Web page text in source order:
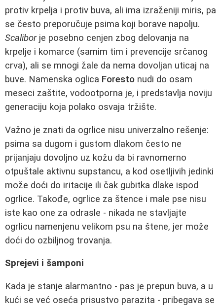
protiv krpelja i protiv buva, ali ima izraženiji miris, pa
se često preporučuje psima koji borave napolju.
Scaliborje posebno cenjen zbog delovanja na
krpelje i komarce (samim tim i prevencije srčanog
crva), ali se mnogi žale da nema dovoljan uticaj na
buve. Namenska oglica Foresto nudi do osam
meseci zaštite, vodootporna je, i predstavlja noviju
generaciju koja polako osvaja tržište.
Važno je znati da ogrlice nisu univerzalno rešenje:
psima sa dugom i gustom dlakom često ne
prijanjaju dovoljno uz kožu da bi ravnomerno
otpuštale aktivnu supstancu, a kod osetljivih jedinki
može doći do iritacije ili čak gubitka dlake ispod
ogrlice. Takođe, ogrlice za štence i male pse nisu
iste kao one za odrasle - nikada ne stavljajte
ogrlicu namenjenu velikom psu na štene, jer može
doći do ozbiljnog trovanja.
Sprejevi i šamponi
Kada je stanje alarmantno - pas je prepun buva, a u
kući se već oseća prisustvo parazita - pribegava se